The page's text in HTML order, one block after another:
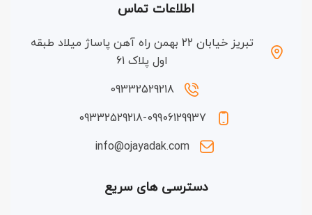
اطلاعات تماس
تبریز خیابان 22 بهمن راه آهن پاساژ میلاد طبقه
اول پلاک 61
09332529218
09332529218-09906129937
info@ojayadak.com
دسترسی های سریع